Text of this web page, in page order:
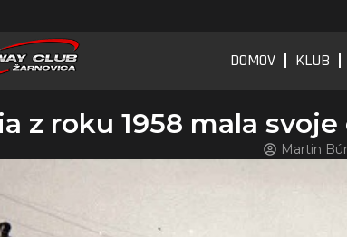
DOMOV KLUB
z roku 1958 mala
Martin